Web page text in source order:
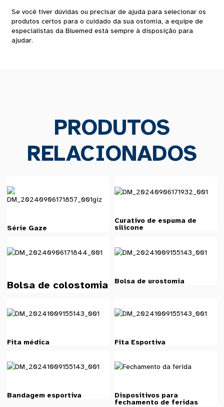
Se você tiver dúvidas ou precisar de ajuda para selecionar os
produtos certos para o cuidado da sua ostomia, a equipe de
especialistas da Bluemed ​​está sempre à disposição para
ajudar.
PRODUTOS
RELACIONADOS
Série Gaze
Curativo de espuma de
silicone
Bolsa de colostomia Bolsa de urostomia
Fita médica Fita Esportiva
Bandagem esportiva
Dispositivos para
fechamento de feridas